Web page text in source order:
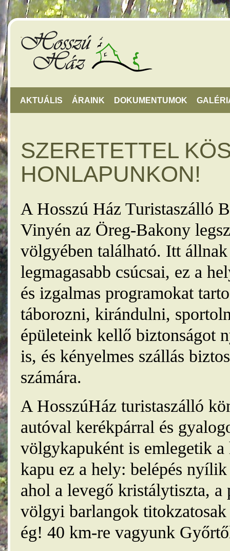
AKTUÁLIS ÁRAINK DOKUMENTUMOK
SZERETETTEL
HONLAPUNKON!
A Hosszú Ház Turistaszálló
Vinyén az Öreg-Bakony
völgyében található. Itt
legmagasabb csúcsai, ez a
és izgalmas programokat
táborozni, kirándulni,
épületeink kellő biztonságot
is, és kényelmes szállás
számára.
A HosszúHáz turistaszálló
autóval kerékpárral és
völgykapuként is emlegetik
kapu ez a hely: belépés
ahol a levegő kristálytiszta, a
völgyi barlangok
ég! 40 km-re vagyunk